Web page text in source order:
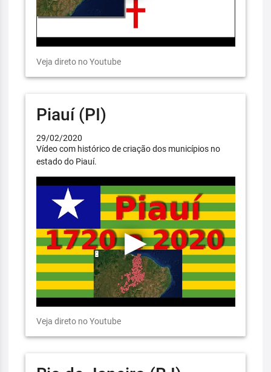
Veja direto no Youtube
Piauí (PI)
29/02/2020
Vídeo com histórico de criação dos municípios no
estado do Piauí.
Veja direto no Youtube